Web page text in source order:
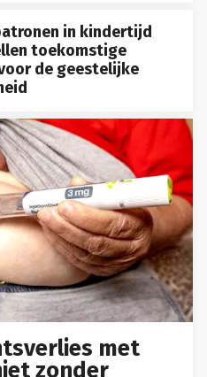
in kindertijd
toekomstige
de geestelijke
met
zonder